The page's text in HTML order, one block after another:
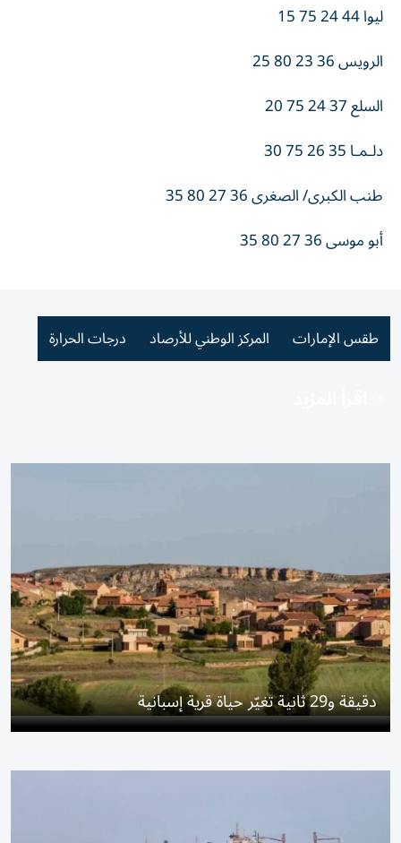
ليوا 44 24 75 15
الرويس 36 23 80 25
السلع 37 24 75 20
دلـمـا 35 26 75 30
طنب الكبرى/ الصغرى 36 27 80 35
أبو موسى 36 27 80 35
طقس الإمارات المركز الوطني للأرصاد درجات الحرارة
دقيقة و29 ثانية تغيّر حياة قرية إسبانية